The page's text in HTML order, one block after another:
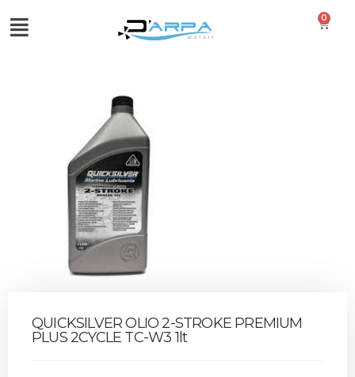
0
QUICKSILVER OLIO 2-STROKE PREMIUM
PLUS 2CYCLE TC-W3 1lt